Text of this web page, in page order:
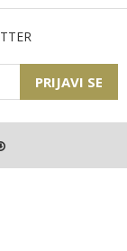
PRIJAVI SE